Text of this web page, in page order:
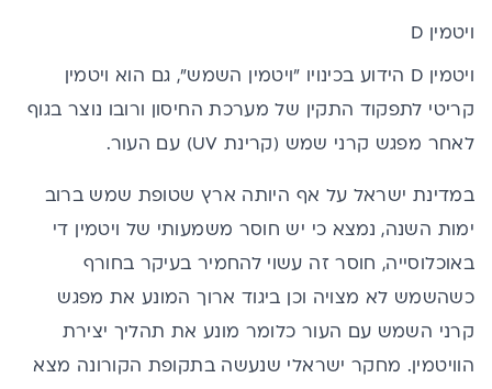
ויטמין D
ויטמין D
הידוע בכינויו "ויטמין השמש", גם הוא ויטמין
קריטי לתפקוד התקין של מערכת החיסון ורובו נוצר בגוף
לאחר מפגש קרני שמש (קרינת UV) עם העור.
במדינת ישראל על אף היותה ארץ שטופת שמש ברוב
ימות השנה, נמצא כי יש חוסר משמעותי של ויטמין די
באוכלוסייה, חוסר זה עשוי להחמיר בעיקר בחורף
כשהשמש לא מצויה וכן ביגוד ארוך המונע את מפגש
קרני השמש עם העור כלומר מונע את תהליך יצירת
הוויטמין. מחקר ישראלי שנעשה בתקופת הקורונה מצא